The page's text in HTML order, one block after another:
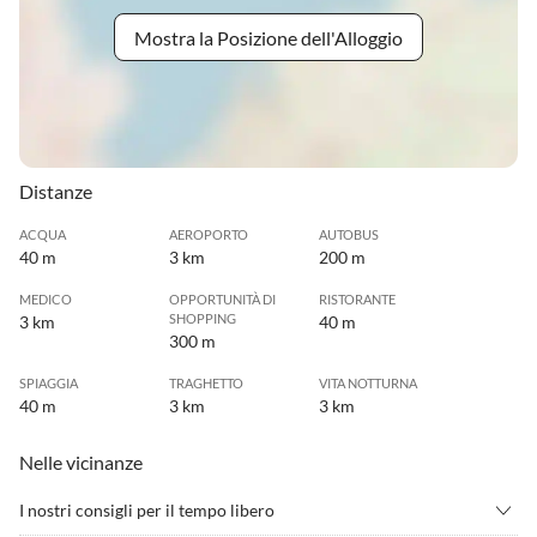
Mostra la Posizione dell'Alloggio
Distanze
ACQUA
40 m
AEROPORTO
3 km
AUTOBUS
200 m
MEDICO
3 km
OPPORTUNITÀ DI
SHOPPING
300 m
RISTORANTE
40 m
SPIAGGIA
40 m
TRAGHETTO
3 km
VITA NOTTURNA
3 km
Nelle vicinanze
I nostri consigli per il tempo libero